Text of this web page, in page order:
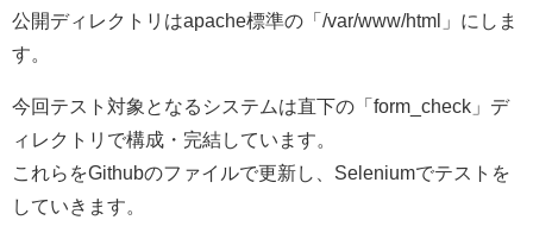
公開ディレクトリはapache標準の「/var/www/html」にしま
す。
今回テスト対象となるシステムは直下の「form_check」デ
ィレクトリで構成・完結しています。
これらをGithubのファイルで更新し、Seleniumでテストを
していきます。